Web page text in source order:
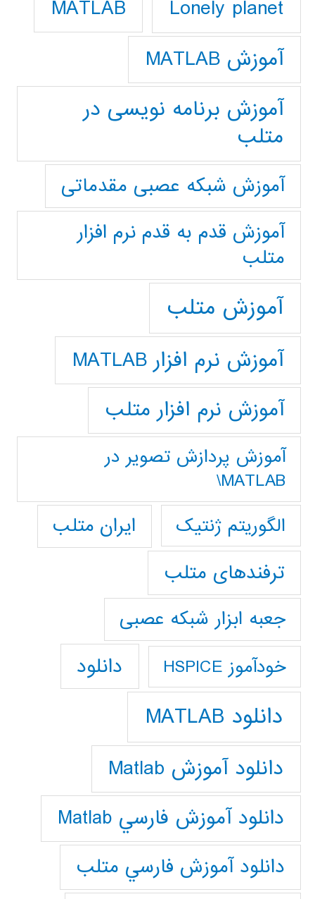
Lonely planet
MATLAB
آموزش MATLAB
آموزش برنامه نویسی در
متلب
آموزش شبکه عصبی مقدماتی
آموزش قدم به قدم نرم افزار
متلب
آموزش متلب
آموزش نرم افزار MATLAB
آموزش نرم افزار متلب
آموزش پردازش تصوير در
MATLAB\
الگوریتم ژنتیک
ایران متلب
ترفندهای متلب
جعبه ابزار شبکه عصبی
خودآموز HSPICE دانلود
دانلود MATLAB
دانلود آموزش Matlab
دانلود آموزش فارسي Matlab
دانلود آموزش فارسي متلب